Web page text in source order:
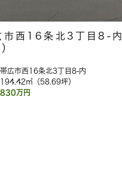
市西16条北3丁目8-内
帯広市西16条北3丁目8-内
194.42㎡（58.69坪）
830万円